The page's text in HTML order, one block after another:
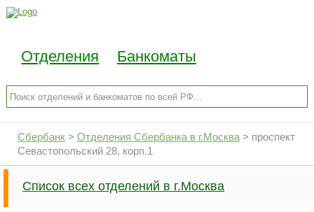
Отделения Банкоматы
Сбербанк > Отделения Сбербанка в г.Москва > проспект
Севастопольский 28, корп.1
Список всех отделений в г.Москва